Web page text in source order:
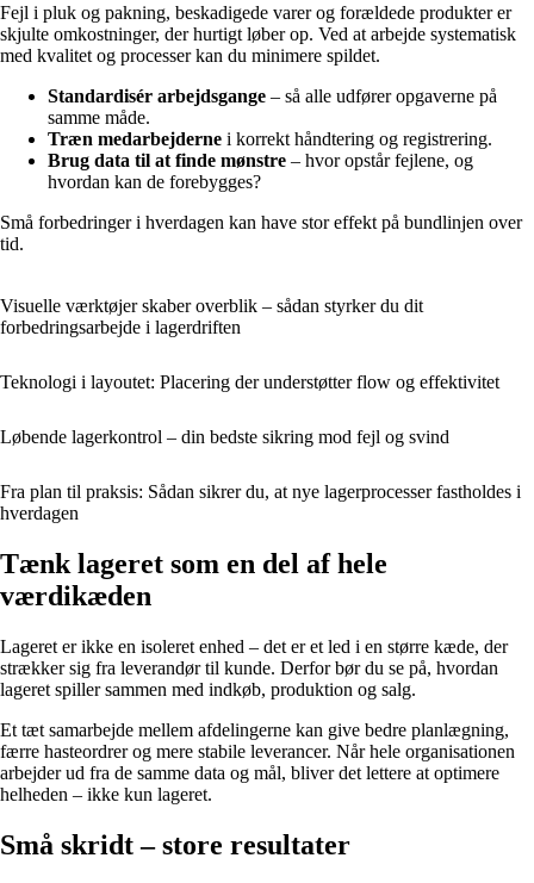
Fejl i pluk og pakning, beskadigede varer og forældede produkter er
skjulte omkostninger, der hurtigt løber op. Ved at arbejde systematisk
med kvalitet og processer kan du minimere spildet.
Standardisér arbejdsgange – så alle udfører opgaverne på
samme måde.
Træn medarbejderne i korrekt håndtering og registrering.
Brug data til at finde mønstre – hvor opstår fejlene, og
hvordan kan de forebygges?
Små forbedringer i hverdagen kan have stor effekt på bundlinjen over
tid.
Visuelle værktøjer skaber overblik – sådan styrker du dit
forbedringsarbejde i lagerdriften
Teknologi i layoutet: Placering der understøtter flow og effektivitet
Løbende lagerkontrol – din bedste sikring mod fejl og svind
Fra plan til praksis: Sådan sikrer du, at nye lagerprocesser fastholdes i
hverdagen
Tænk lageret som en del af hele
værdikæden
Lageret er ikke en isoleret enhed – det er et led i en større kæde, der
strækker sig fra leverandør til kunde. Derfor bør du se på, hvordan
lageret spiller sammen med indkøb, produktion og salg.
Et tæt samarbejde mellem afdelingerne kan give bedre planlægning,
færre hasteordrer og mere stabile leverancer. Når hele organisationen
arbejder ud fra de samme data og mål, bliver det lettere at optimere
helheden – ikke kun lageret.
Små skridt – store resultater